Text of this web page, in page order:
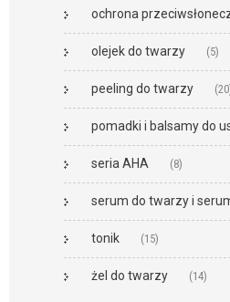
ochrona
olejek do twarzy (5)
peeling do twarzy
pomadki i balsamy do
seria AHA (8)
serum do twarzy i
tonik (15)
żel do twarzy (14)